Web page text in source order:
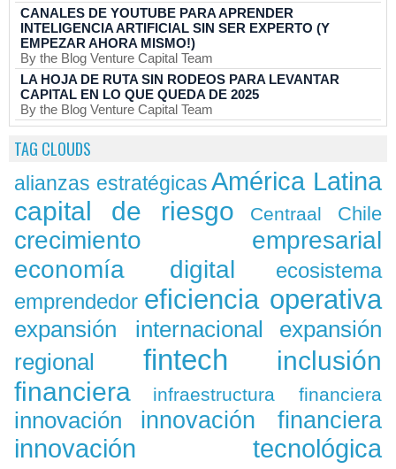
CANALES DE YOUTUBE PARA APRENDER
INTELIGENCIA ARTIFICIAL SIN SER EXPERTO (Y
EMPEZAR AHORA MISMO!)
By the Blog Venture Capital Team
LA HOJA DE RUTA SIN RODEOS PARA LEVANTAR
CAPITAL EN LO QUE QUEDA DE 2025
By the Blog Venture Capital Team
TAG CLOUDS
alianzas estratégicas América Latina
capital de riesgo Centraal Chile
crecimiento empresarial
economía digital
ecosistema
emprendedor eficiencia operativa
expansión internacional
expansión
regional
fintech
inclusión
financiera
infraestructura financiera
innovación innovación financiera
innovación tecnológica